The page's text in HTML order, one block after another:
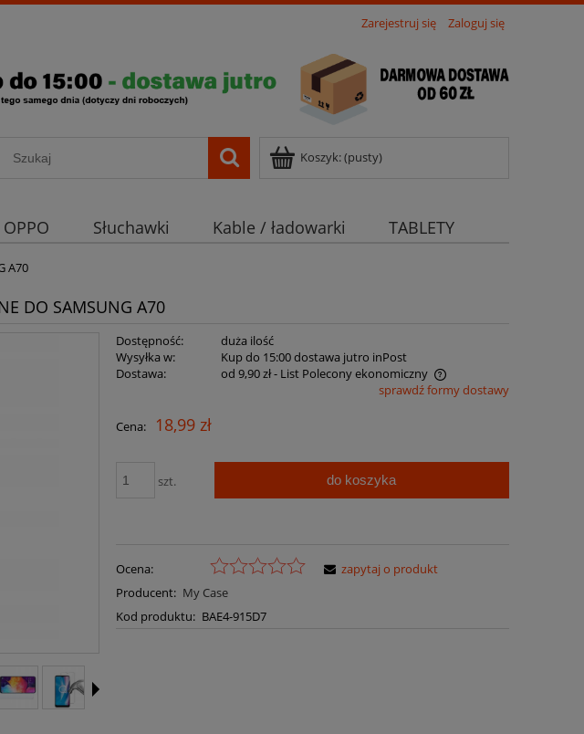
Zarejestruj się Zaloguj się
Koszyk:(pusty)
OPPO Słuchawki Kable / ładowarki
TABLETY
A70
DO SAMSUNG A70
Dostępność:
duża ilość
Wysyłka w:
Kup do 15:00 dostawa jutro inPost
Dostawa:
od 9,90 zł- List Polecony ekonomiczny
płatności
sprawdź formy dostawy
Cena: 18,99 zł
szt. do koszyka
Ocena:
Producent: My Case
Kod produktu: BAE4-915D7
zapytaj o produkt